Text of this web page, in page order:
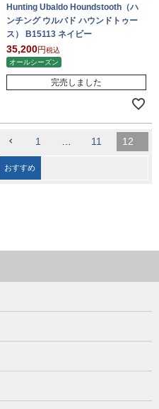
Hunting Ubaldo Houndstooth（ハ
ンチング ウルバド ハウンドトゥー
ス） B15113 ネイビー
35,200
税込
オールシーズン
完売しました
おすすめ
1 … 11 12